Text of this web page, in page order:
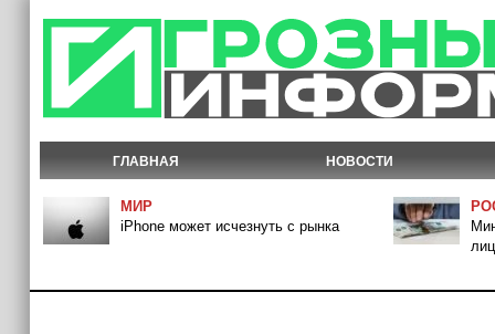
ГЛАВНАЯ НОВОСТИ
МИР
iPhone может исчезнуть с рынка